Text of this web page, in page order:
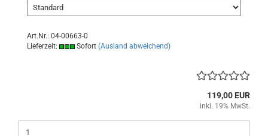
Art.Nr.: 04-00663-0
Lieferzeit:
Sofort (Ausland abweichend)
119,00 EUR
inkl. 19% MwSt.